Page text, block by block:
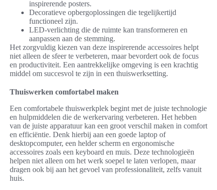
inspirerende posters.
Decoratieve opbergoplossingen die tegelijkertijd
functioneel zijn.
LED-verlichting die de ruimte kan transformeren en
aanpassen aan de stemming.
Het zorgvuldig kiezen van deze inspirerende accessoires helpt
niet alleen de sfeer te verbeteren, maar bevordert ook de focus
en productiviteit. Een aantrekkelijke omgeving is een krachtig
middel om succesvol te zijn in een thuiswerksetting.
Thuiswerken comfortabel maken
Een comfortabele thuiswerkplek begint met de juiste technologie
en hulpmiddelen die de werkervaring verbeteren. Het hebben
van de juiste apparatuur kan een groot verschil maken in comfort
en efficiëntie. Denk hierbij aan een goede laptop of
desktopcomputer, een helder scherm en ergonomische
accessoires zoals een keyboard en muis. Deze technologieën
helpen niet alleen om het werk soepel te laten verlopen, maar
dragen ook bij aan het gevoel van professionaliteit, zelfs vanuit
huis.